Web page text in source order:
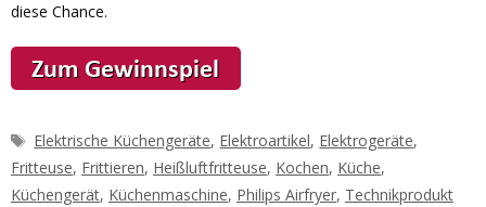
diese Chance.
Schlagwörter
Elektrische Küchengeräte, Elektroartikel, Elektrogeräte,
Fritteuse, Frittieren, Heißluftfritteuse, Kochen, Küche,
Küchengerät, Küchenmaschine, Philips Airfryer, Technikprodukt